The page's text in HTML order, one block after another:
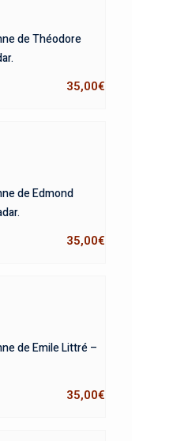
de Théodore
35,00€
de Edmond
35,00€
de Emile Littré –
35,00€